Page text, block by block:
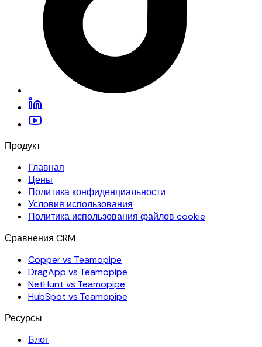
Продукт
Главная
Цены
Политика конфиденциальности
Условия использования
Политика использования файлов cookie
Сравнения CRM
Copper vs Teamopipe
DragApp vs Teamopipe
NetHunt vs Teamopipe
HubSpot vs Teamopipe
Ресурсы
Блог